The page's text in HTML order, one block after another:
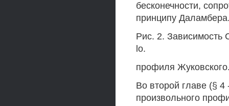
бесконечности,
принципу
Рис. 2. Зависимость
lo.
профиля
Во второй главе (§
произвольного